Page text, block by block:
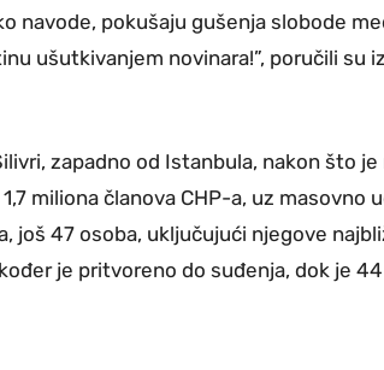
navode, pokušaju gušenja slobode
ušutkivanjem novinara!”, poručili su
zapadno od Istanbula, nakon što
miliona članova CHP-a, uz masovno
još 47 osoba, uključujući njegove
je pritvoreno do suđenja, dok je